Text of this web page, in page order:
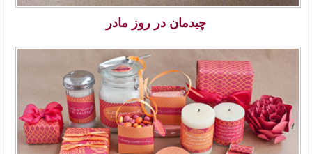
چیدمان در روز مادر